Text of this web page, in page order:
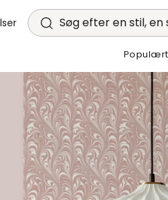
Søg efter en stil, en
Populært